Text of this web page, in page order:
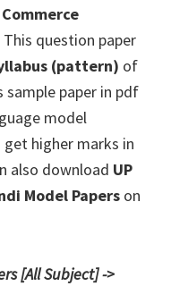
question paper
(pattern) of
sample paper in pdf
model
higher marks in
also download UP
Model Papers on
[All Subject] ->